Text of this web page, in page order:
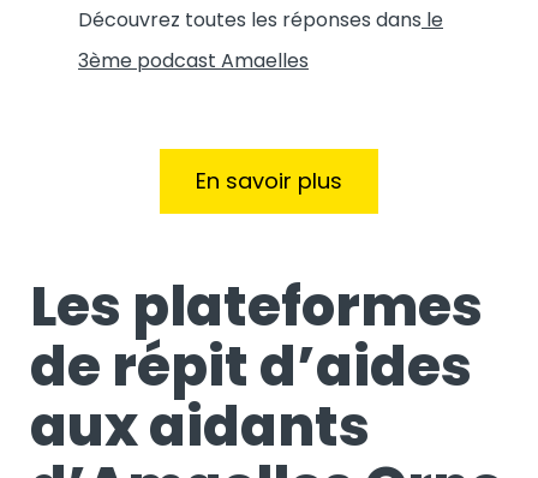
Découvrez toutes les réponses dans le
3ème podcast Amaelles
En savoir plus
Les plateformes
de répit d’aides
aux aidants